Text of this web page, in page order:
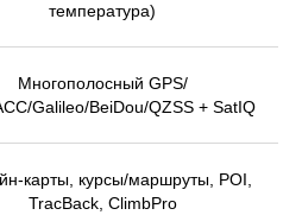
температура)
Многополосный GPS/
Galileo/BeiDou/QZSS + SatIQ
карты, курсы/маршруты, POI,
TracBack, ClimbPro